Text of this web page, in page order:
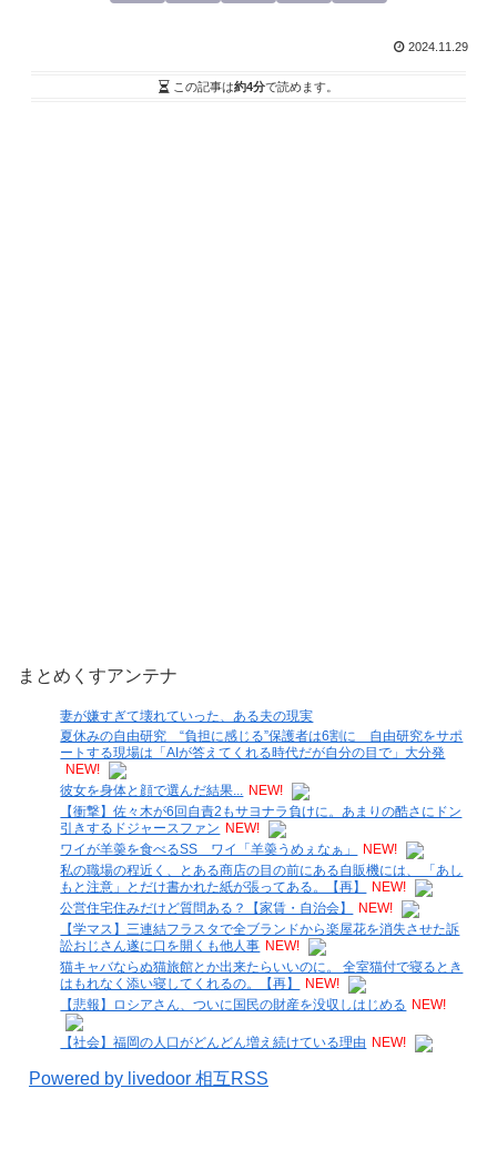
2024.11.29
この記事は約4分で読めます。
まとめくすアンテナ
妻が嫌すぎて壊れていった、ある夫の現実
夏休みの自由研究 “負担に感じる”保護者は6割に 自由研究をサポ
ートする現場は「AIが答えてくれる時代だが自分の目で」大分発
NEW!
彼女を身体と顔で選んだ結果...
NEW!
【衝撃】佐々木が6回自責2もサヨナラ負けに。あまりの酷さにドン
引きするドジャースファン NEW!
ワイが羊羮を食べるSS ワイ「羊羮うめぇなぁ」
NEW!
私の職場の程近く、とある商店の目の前にある自販機には、 「あし
もと注意」とだけ書かれた紙が張ってある。【再】
NEW!
公営住宅住みだけど質問ある？【家賃・自治会】
NEW!
【学マス】三連結フラスタで全ブランドから楽屋花を消失させた訴
訟おじさん遂に口を開くも他人事 NEW!
猫キャバならぬ猫旅館とか出来たらいいのに。 全室猫付で寝るとき
はもれなく添い寝してくれるの。【再】
NEW!
【悲報】ロシアさん、ついに国民の財産を没収しはじめる NEW!
【社会】福岡の人口がどんどん増え続けている理由 NEW!
Powered by livedoor 相互RSS